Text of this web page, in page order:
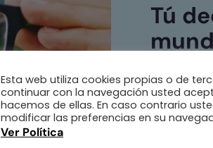
Tú
Quiero
Esta web utiliza cookies propias o de
continuar con la navegación usted
hacemos de ellas. En caso contrario
modificar las preferencias en su
Ver Política